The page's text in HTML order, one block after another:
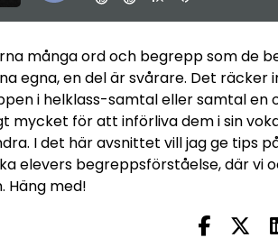
många ord och begrepp som de
egna, en del är svårare. Det
i helklass-samtal eller samtal en
mycket för att införliva dem i sin
I det här avsnittet vill jag ge tips
elevers begreppsförståelse, där vi
Häng med!